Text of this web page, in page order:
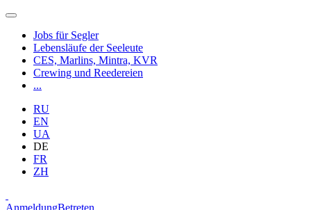
Jobs für Segler
Lebensläufe der Seeleute
CES, Marlins, Mintra, KVR
Crewing und Reedereien
...
RU
EN
UA
DE
FR
ZH
AnmeldungBetreten